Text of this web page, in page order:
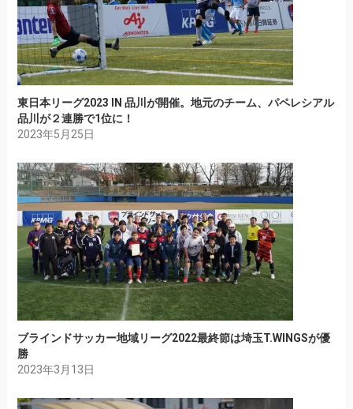
東日本リーグ2023 IN 品川が開催。地元のチーム、パペレシアル
品川が２連勝で1位に！
2023年5月25日
ブラインドサッカー地域リーグ2022最終節は埼玉T.WINGSが優
勝
2023年3月13日